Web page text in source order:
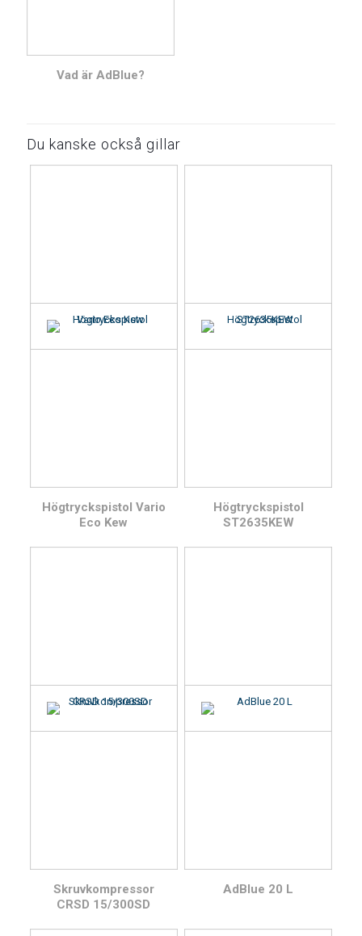
Vad är AdBlue?
Du kanske också gillar
Högtryckspistol Vario
Eco Kew
Högtryckspistol
ST2635KEW
Skruvkompressor
CRSD 15/300SD
AdBlue 20 L